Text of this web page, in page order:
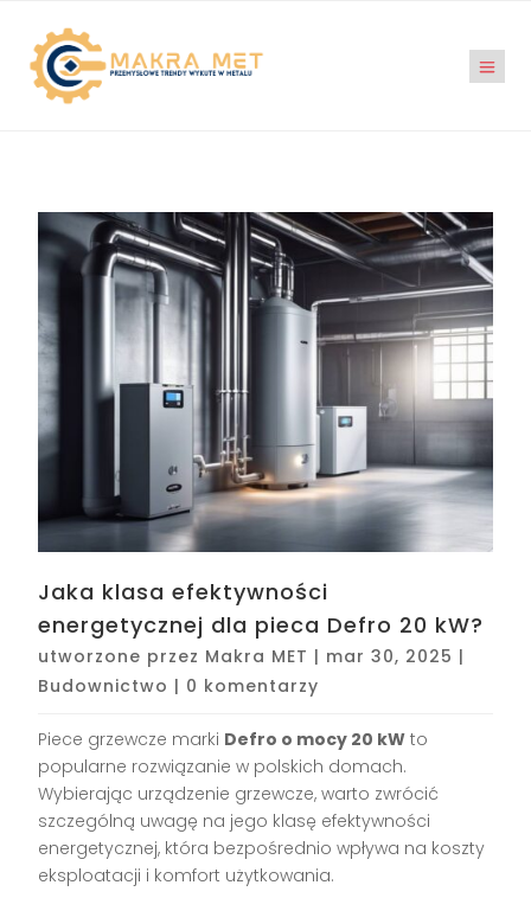
Jaka klasa efektywności
energetycznej dla pieca Defro 20 kW?
utworzone przez Makra MET | mar 30, 2025 |
Budownictwo | 0 komentarzy
Piece grzewcze marki Defro o mocy 20 kW to
popularne rozwiązanie w polskich domach.
Wybierając urządzenie grzewcze, warto zwrócić
szczególną uwagę na jego klasę efektywności
energetycznej, która bezpośrednio wpływa na koszty
eksploatacji i komfort użytkowania.